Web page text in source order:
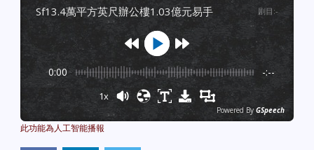
sf13.4萬平方英尺辦公樓1.03億元易手 剧目 :-
0:00 -:--
1x
Powered By GSpeech